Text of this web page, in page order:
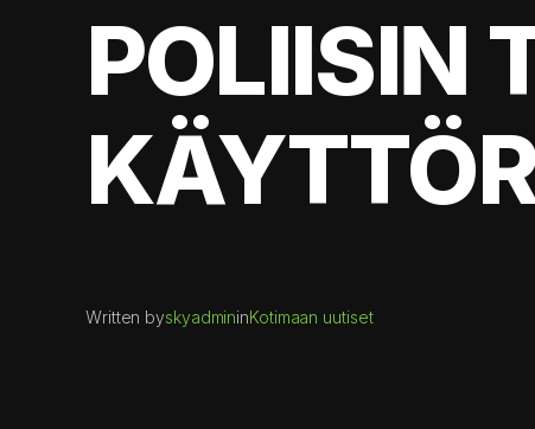
POLIISIN
Written byskyadmininKotimaan uutiset